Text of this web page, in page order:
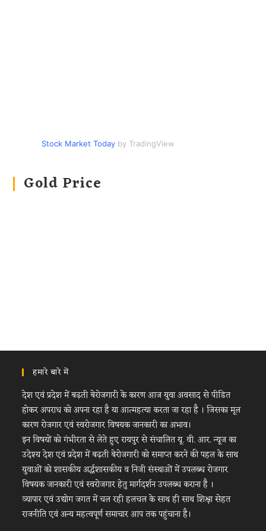
Stock Market Today by TradingView
Gold Price
हमारे बारे में
देश एवं प्रदेश में बढ़ती बेरोजगारी के कारण आज युवा अवसाद से पीडित
होकर अपराध को अपना रहा है या आत्महत्या करता जा रहा है । जिसका मूल
कारण रोजगार एवं स्वरोजगार विषयक जानकारी का अभाव।
इन विषयों को गंभीरता से लेते हुए रायपुर से संचालित यू. वी. आर. न्यूज का
उदेश्य देश एवं प्रदेश में बढ़ती बेरोजगारी को समाप्त करने की पहल के साथ
युवाओं को शासकीय अर्द्धशासकीय व निजी संस्थाओं में उपलब्ध रोजगार
विषयक जानकारी एवं स्वरोजगार हेतु मार्गदर्शन उपलब्ध कराना है ।
व्यापार एवं उद्योग जगत में चल रही हलचल के साथ ही साथ शिक्षा सेहत
राजनीति एवं अन्य महत्वपूर्ण समाचार आप तक पहुंचाना है।